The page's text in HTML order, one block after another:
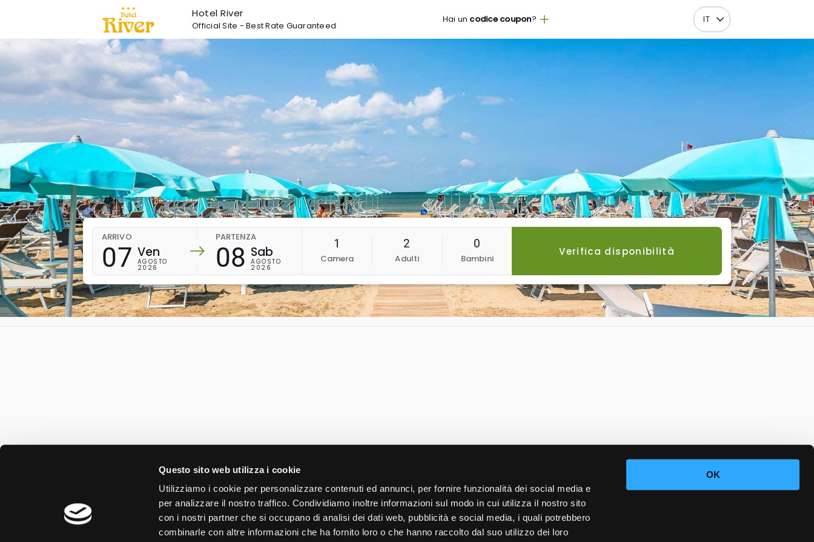
Questo sito web utilizza i cookie
Utilizziamo i cookie per personalizzare contenuti ed annunci, per fornire funzionalità dei social media e
per analizzare il nostro traffico. Condividiamo inoltre informazioni sul modo in cui utilizza il nostro sito
con i nostri partner che si occupano di analisi dei dati web, pubblicità e social media, i quali potrebbero
combinarle con altre informazioni che ha fornito loro o che hanno raccolto dal suo utilizzo dei loro
OK
Hotel River
Official Site - Best Rate Guaranteed
Hai un codice coupon? IT
ARRIVO
07 Ven
AGOSTO
2026
PARTENZA
08 Sab
AGOSTO
2026
1
Camera
2
Adulti
0
Bambini
Verifica disponibilità
Hotel River